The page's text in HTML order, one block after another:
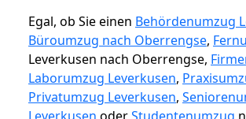
Egal, ob Sie einen Behördenumzug
Büroumzug nach Oberrengse,
Leverkusen nach Oberrengse,
Laborumzug Leverkusen,
Privatumzug Leverkusen,